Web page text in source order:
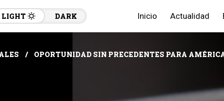
LIGHT DARK Inicio Actualidad
OPORTUNIDAD SIN PRECEDENTES PARA